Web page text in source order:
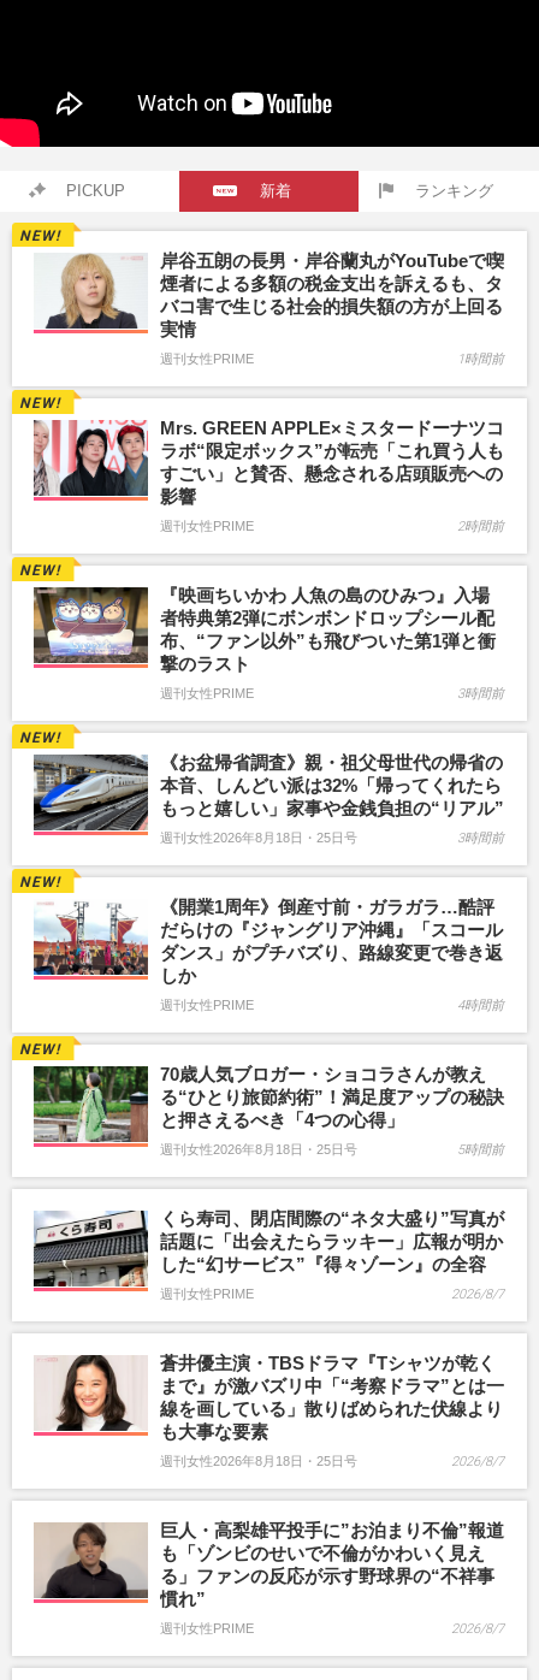
PICKUP 新着 ランキング
岸谷五朗の長男・岸谷蘭丸がYouTubeで喫
煙者による多額の税金支出を訴えるも、タ
バコ害で生じる社会的損失額の方が上回る
実情
週刊女性PRIME 1時間前
Mrs. GREEN APPLE×ミスタードーナツコ
ラボ“限定ボックス”が転売「これ買う人も
すごい」と賛否、懸念される店頭販売への
影響
週刊女性PRIME 2時間前
『映画ちいかわ 人魚の島のひみつ』入場
者特典第2弾にボンボンドロップシール配
布、“ファン以外”も飛びついた第1弾と衝
撃のラスト
週刊女性PRIME 3時間前
《お盆帰省調査》親・祖父母世代の帰省の
本音、しんどい派は32%「帰ってくれたら
もっと嬉しい」家事や金銭負担の“リアル”
週刊女性2026年8月18日・25日号 3時間前
《開業1周年》倒産寸前・ガラガラ…酷評
だらけの『ジャングリア沖縄』「スコール
ダンス」がプチバズり、路線変更で巻き返
しか
週刊女性PRIME 4時間前
70歳人気ブロガー・ショコラさんが教え
る“ひとり旅節約術”！満足度アップの秘訣
と押さえるべき「4つの心得」
週刊女性2026年8月18日・25日号 5時間前
くら寿司、閉店間際の“ネタ大盛り”写真が
話題に「出会えたらラッキー」広報が明か
した“幻サービス”『得々ゾーン』の全容
週刊女性PRIME 2026/8/7
蒼井優主演・TBSドラマ『Tシャツが乾く
まで』が激バズリ中「“考察ドラマ”とは一
線を画している」散りばめられた伏線より
も大事な要素
週刊女性2026年8月18日・25日号 2026/8/7
巨人・高梨雄平投手に”お泊まり不倫”報道
も「ゾンビのせいで不倫がかわいく見え
る」ファンの反応が示す野球界の“不祥事
慣れ”
週刊女性PRIME 2026/8/7